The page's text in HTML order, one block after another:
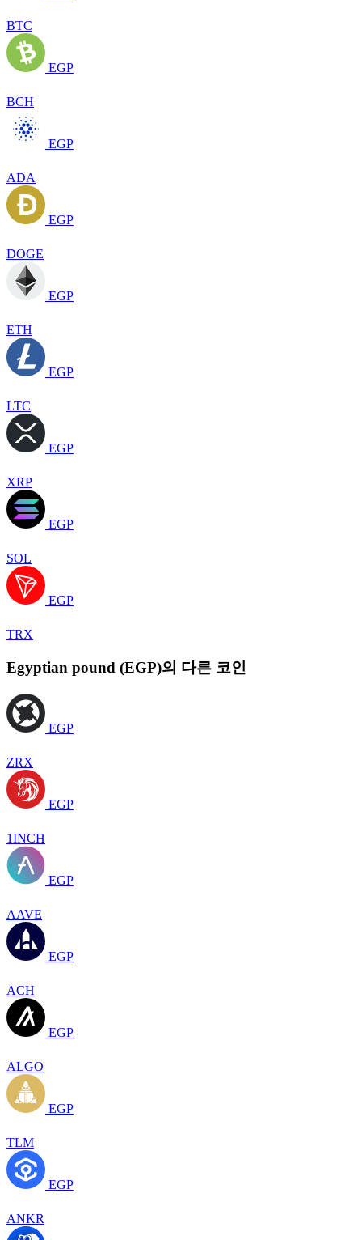
BTC
EGP
BCH
EGP
ADA
EGP
DOGE
EGP
ETH
EGP
LTC
EGP
XRP
EGP
SOL
EGP
TRX
Egyptian pound (EGP)의 다른 코인
EGP
ZRX
EGP
1INCH
EGP
AAVE
EGP
ACH
EGP
ALGO
EGP
TLM
EGP
ANKR